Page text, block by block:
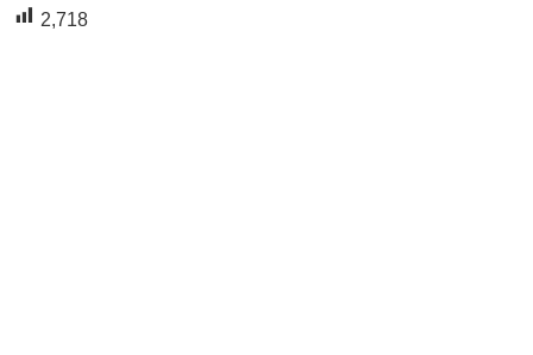
2,718